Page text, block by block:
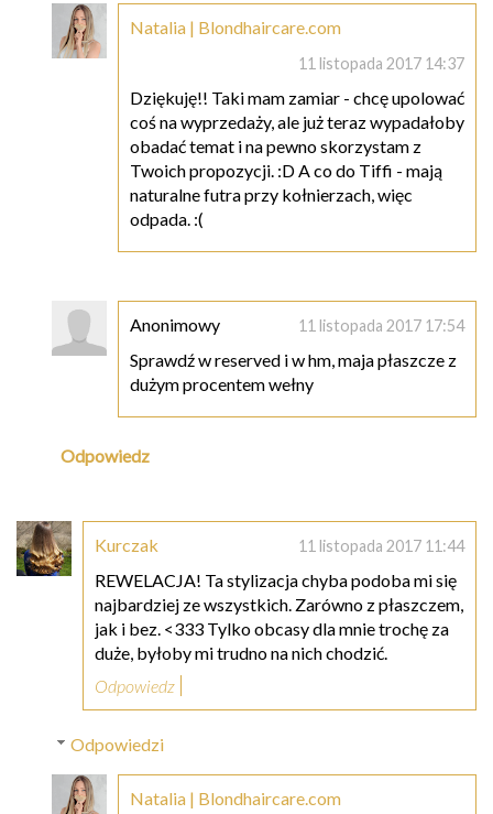
Natalia | Blondhaircare.com
11 listopada 2017 14:37
Dziękuję!! Taki mam zamiar - chcę upolować
coś na wyprzedaży, ale już teraz wypadałoby
obadać temat i na pewno skorzystam z
Twoich propozycji. :D A co do Tiffi - mają
naturalne futra przy kołnierzach, więc
odpada. :(
Anonimowy 11 listopada 2017 17:54
Sprawdź w reserved i w hm, maja płaszcze z
dużym procentem wełny
Odpowiedz
Kurczak 11 listopada 2017 11:44
REWELACJA! Ta stylizacja chyba podoba mi się
najbardziej ze wszystkich. Zarówno z płaszczem,
jak i bez. <333 Tylko obcasy dla mnie trochę za
duże, byłoby mi trudno na nich chodzić.
Odpowiedz
Odpowiedzi
Natalia | Blondhaircare.com